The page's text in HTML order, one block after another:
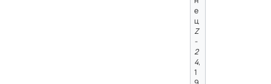
е
ц
Z
-
2
4,
1